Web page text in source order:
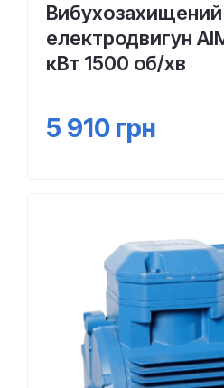
Вибухозахищений
електродвигун
кВт 1500 об/хв
5 910 грн